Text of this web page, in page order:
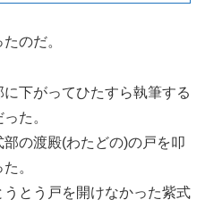
のだ。
下がってひたすら執筆する
た。
の渡殿(わたどの)の戸を叩
。
うとう戸を開けなかった紫式